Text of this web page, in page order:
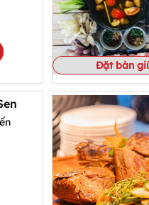
Đặt bàn